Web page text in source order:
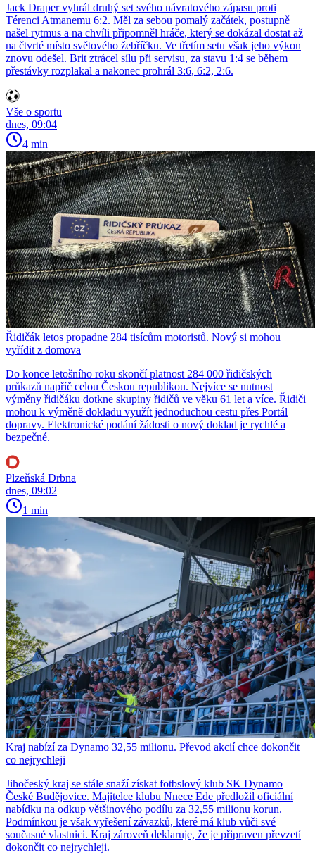
Jack Draper vyhrál druhý set svého návratového zápasu proti
Térenci Atmanemu 6:2. Měl za sebou pomalý začátek, postupně
našel rytmus a na chvíli připomněl hráče, který se dokázal dostat až
na čtvrté místo světového žebříčku. Ve třetím setu však jeho výkon
znovu odešel. Brit ztrácel sílu při servisu, za stavu 1:4 se během
přestávky rozplakal a nakonec prohrál 3:6, 6:2, 2:6.
Vše o sportu
dnes, 09:04
4 min
Řidičák letos propadne 284 tisícům motoristů. Nový si mohou
vyřídit z domova
Do konce letošního roku skončí platnost 284 000 řidičských
průkazů napříč celou Českou republikou. Nejvíce se nutnost
výměny řidičáku dotkne skupiny řidičů ve věku 61 let a více. Řidiči
mohou k výměně dokladu využít jednoduchou cestu přes Portál
dopravy. Elektronické podání žádosti o nový doklad je rychlé a
bezpečné.
Plzeňská Drbna
dnes, 09:02
1 min
Kraj nabízí za Dynamo 32,55 milionu. Převod akcií chce dokončit
co nejrychleji
Jihočeský kraj se stále snaží získat fotbslový klub SK Dynamo
České Budějovice. Majitelce klubu Nnece Ede předložil oficiální
nabídku na odkup většinového podílu za 32,55 milionu korun.
Podmínkou je však vyřešení závazků, které má klub vůči své
současné vlastnici. Kraj zároveň deklaruje, že je připraven převzetí
dokončit co nejrychleji.